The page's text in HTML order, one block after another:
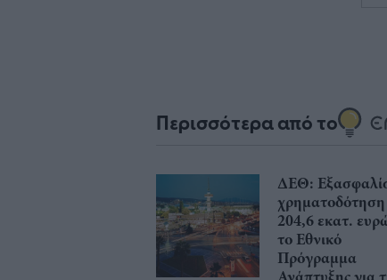
Περισσότερα από το
ΔΕΘ:
χρηματοδότηση
204,6 εκατ.
το Εθνικό
Πρόγραμμα